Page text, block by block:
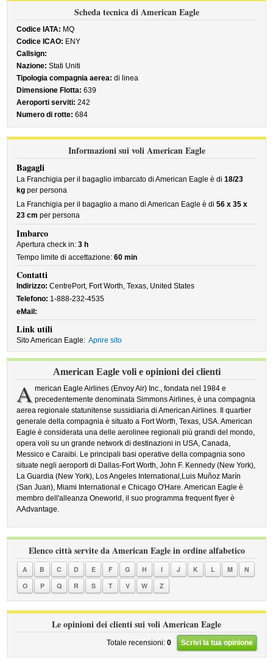
Scheda tecnica di American Eagle
Codice IATA: MQ
Codice ICAO: ENY
Callsign:
Nazione: Stati Uniti
Tipologia compagnia aerea: di linea
Dimensione Flotta: 639
Aeroporti serviti: 242
Numero di rotte: 684
Informazioni sui voli American Eagle
Bagagli
La Franchigia per il bagaglio imbarcato di American Eagle è di18/23
kg per persona
La Franchigia per il bagaglio a mano di American Eagle è di56 x 35 x
23 cm per persona
Imbarco
Apertura check in:3 h
Tempo limite di accettazione:60 min
Contatti
Indirizzo: CentrePort, Fort Worth, Texas, United States
Telefono: 1-888-232-4535
eMail:
Link utili
Sito American Eagle: Aprire sito
American Eagle voli e opinioni dei clienti
A merican Eagle Airlines (Envoy Air) Inc., fondata nel 1984 e
precedentemente denominata Simmons Airlines, è una compagnia
aerea regionale statunitense sussidiaria di American Airlines. Il quartier
generale della compagnia è situato a Fort Worth, Texas, USA. American
Eagle è considerata una delle aerolinee regionali più grandi del mondo,
opera voli su un grande network di destinazioni in USA, Canada,
Messico e Caraibi. Le principali basi operative della compagnia sono
situate negli aeroporti di Dallas-Fort Worth, John F. Kennedy (New York),
La Guardia (New York), Los Angeles International,Luis Muñoz Marín
(San Juan), Miami International e Chicago O'Hare. American Eagle è
membro dell'alleanza Oneworld, il suo programma frequent flyer è
AAdvantage.
Elenco città servite da American Eagle in ordine alfabetico
A B C D E F G H I J K L M
N
O
P Q R S T V W Z
Le opinioni dei clienti sui voli American Eagle
Totale recensioni: 0 Scrivi la tua opinione